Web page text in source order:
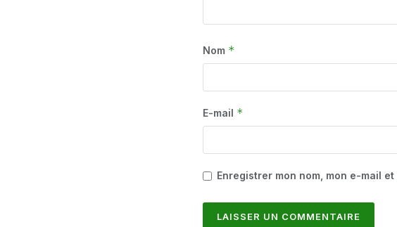
Nom *
E-mail *
Enregistrer mon nom, mon e-mail